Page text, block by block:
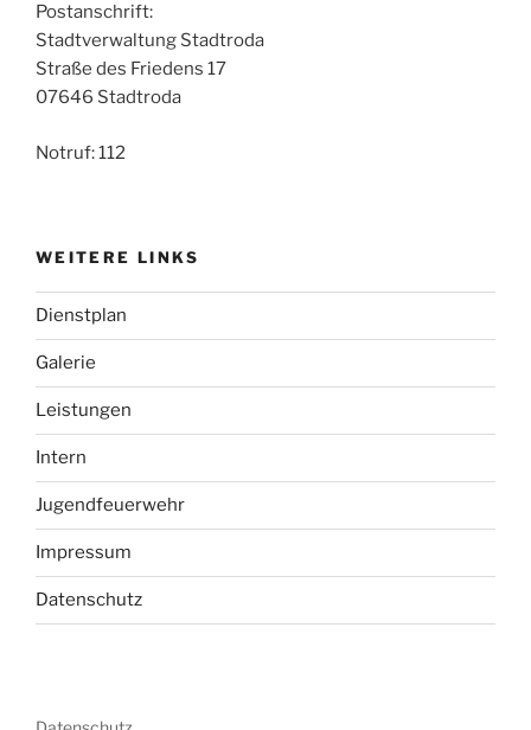
Postanschrift:
Stadtverwaltung Stadtroda
Straße des Friedens 17
07646 Stadtroda
Notruf: 112
WEITERE LINKS
Dienstplan
Galerie
Leistungen
Intern
Jugendfeuerwehr
Impressum
Datenschutz